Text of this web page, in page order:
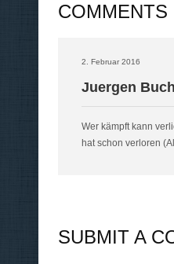
COMMENTS
2. Februar 2016
Juergen
Wer kämpft kann
hat schon verloren
SUBMIT A